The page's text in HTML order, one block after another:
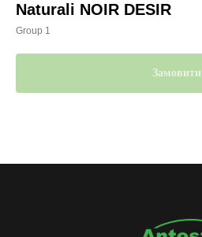
Naturali NOIR DESIR
Group 1
Замовити